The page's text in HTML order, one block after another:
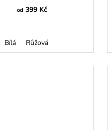
od 399 Kč
Bílá Růžová